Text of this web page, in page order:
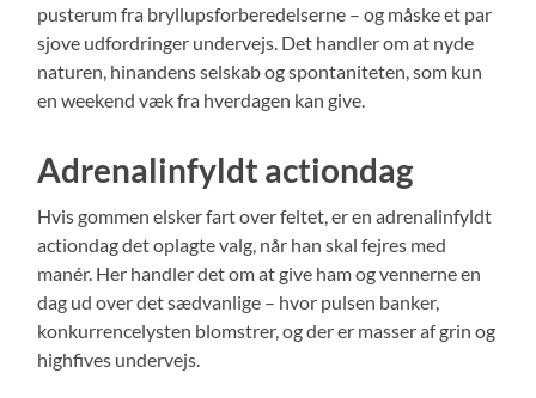
pusterum fra bryllupsforberedelserne – og måske et par
sjove udfordringer undervejs. Det handler om at nyde
naturen, hinandens selskab og spontaniteten, som kun
en weekend væk fra hverdagen kan give.
Adrenalinfyldt actiondag
Hvis gommen elsker fart over feltet, er en adrenalinfyldt
actiondag det oplagte valg, når han skal fejres med
manér. Her handler det om at give ham og vennerne en
dag ud over det sædvanlige – hvor pulsen banker,
konkurrencelysten blomstrer, og der er masser af grin og
highfives undervejs.